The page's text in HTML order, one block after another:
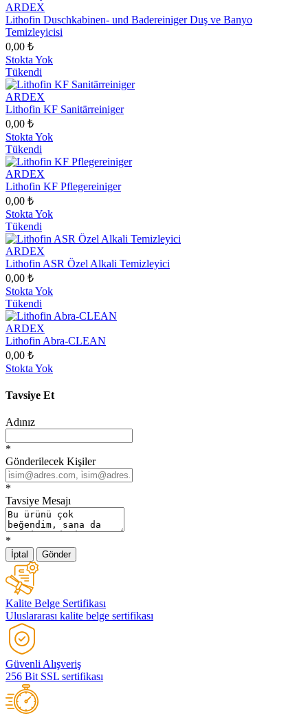
ARDEX
Lithofin Duschkabinen- und Badereiniger Duş ve Banyo
Temizleyicisi
0,00 ₺
Stokta Yok
Tükendi
ARDEX
Lithofin KF Sanitärreiniger
0,00 ₺
Stokta Yok
Tükendi
ARDEX
Lithofin KF Pflegereiniger
0,00 ₺
Stokta Yok
Tükendi
ARDEX
Lithofin ASR Özel Alkali Temizleyici
0,00 ₺
Stokta Yok
Tükendi
ARDEX
Lithofin Abra-CLEAN
0,00 ₺
Stokta Yok
Tavsiye Et
Adınız
*
Gönderilecek Kişiler
*
Tavsiye Mesajı
*
İptal Gönder
Kalite Belge Sertifikası
Uluslararası kalite belge sertifikası
Güvenli Alışveriş
256 Bit SSL sertifikası